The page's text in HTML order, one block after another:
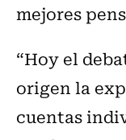
mejores
“Hoy el
origen la
cuentas